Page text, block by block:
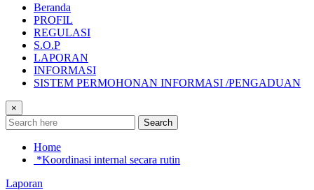
Beranda
PROFIL
REGULASI
S.O.P
LAPORAN
INFORMASI
SISTEM PERMOHONAN INFORMASI /PENGADUAN
×
Search
Home
*Koordinasi internal secara rutin
Laporan